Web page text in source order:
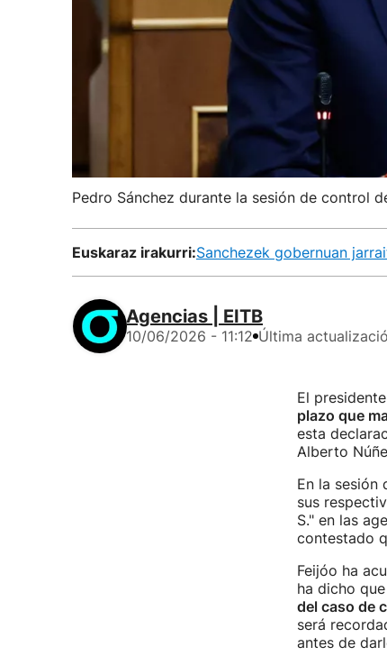
Pedro Sánchez durante la sesión de control
Euskaraz irakurri:Sanchezek gobernuan
Agencias | EITB
10/06/2026 - 11:12 Última
El
plazo que
esta
Alberto
En la sesión
sus
S." en las
contestado
Feijóo ha
ha dicho
del caso de
será
antes de